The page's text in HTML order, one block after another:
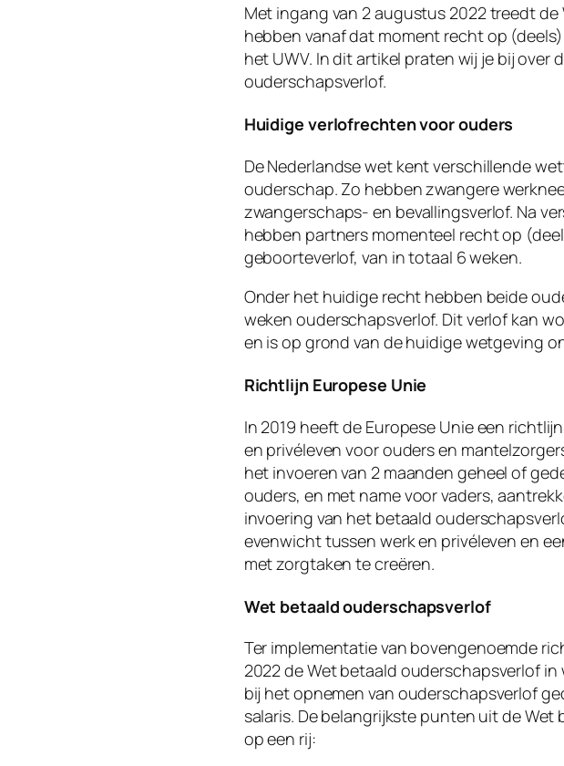
Met ingang van 2 augustus 2022 treedt
hebben vanaf dat moment recht op
het UWV. In dit artikel praten wij je bij
ouderschapsverlof.
Huidige verlofrechten voor ouders
De Nederlandse wet kent verschillende
ouderschap. Zo hebben zwangere
zwangerschaps- en bevallingsverlof. Na
hebben partners momenteel recht op
geboorteverlof, van in totaal 6 weken.
Onder het huidige recht hebben beide
weken ouderschapsverlof. Dit verlof kan
en is op grond van de huidige wetgeving
Richtlijn Europese Unie
In 2019 heeft de Europese Unie een
en privéleven voor ouders en
het invoeren van 2 maanden geheel of
ouders, en met name voor vaders,
invoering van het betaald
evenwicht tussen werk en privéleven en
met zorgtaken te creëren.
Wet betaald ouderschapsverlof
Ter implementatie van bovengenoemde
2022 de Wet betaald ouderschapsverlof
bij het opnemen van ouderschapsverlof
salaris. De belangrijkste punten uit de
op een rij: